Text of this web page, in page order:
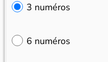
3 numéros
6 numéros